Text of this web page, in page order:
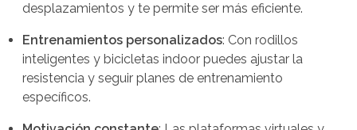
desplazamientos y te permite ser más eficiente.
Entrenamientos personalizados: Con rodillos
inteligentes y bicicletas indoor puedes ajustar la
resistencia y seguir planes de entrenamiento
específicos.